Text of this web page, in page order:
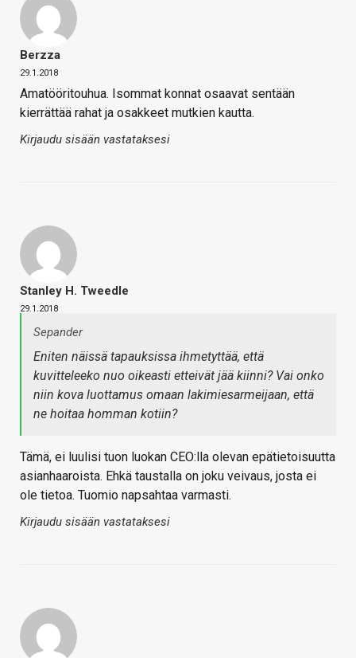
Berzza
29.1.2018
Amatööritouhua. Isommat konnat osaavat sentään
kierrättää rahat ja osakkeet mutkien kautta.
Kirjaudu sisään vastataksesi
Stanley H. Tweedle
29.1.2018
Sepander
Eniten näissä tapauksissa ihmetyttää, että
kuvitteleeko nuo oikeasti etteivät jää kiinni? Vai onko
niin kova luottamus omaan lakimiesarmeijaan, että
ne hoitaa homman kotiin?
Tämä, ei luulisi tuon luokan CEO:lla olevan epätietoisuutta
asianhaaroista. Ehkä taustalla on joku veivaus, josta ei
ole tietoa. Tuomio napsahtaa varmasti.
Kirjaudu sisään vastataksesi